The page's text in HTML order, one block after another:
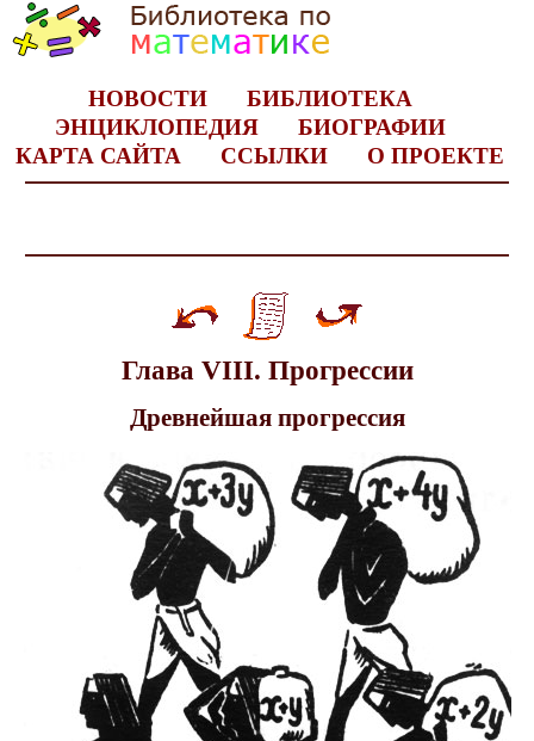
НОВОСТИ
БИБЛИОТЕКА
ЭНЦИКЛОПЕДИЯ
БИОГРАФИИ
КАРТА САЙТА
ССЫЛКИ О ПРОЕКТЕ
Глава VIII. Прогрессии
Древнейшая прогрессия